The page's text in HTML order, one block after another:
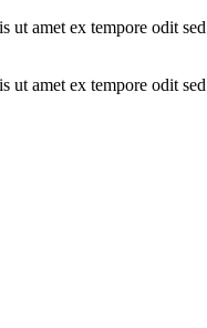
amet ex tempore odit
amet ex tempore odit